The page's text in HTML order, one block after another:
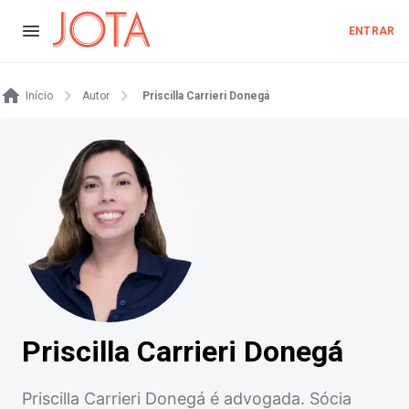
ENTRAR
Início Autor Priscilla Carrieri Donegá
Priscilla Carrieri Donegá
Priscilla Carrieri Donegá é advogada. Sócia